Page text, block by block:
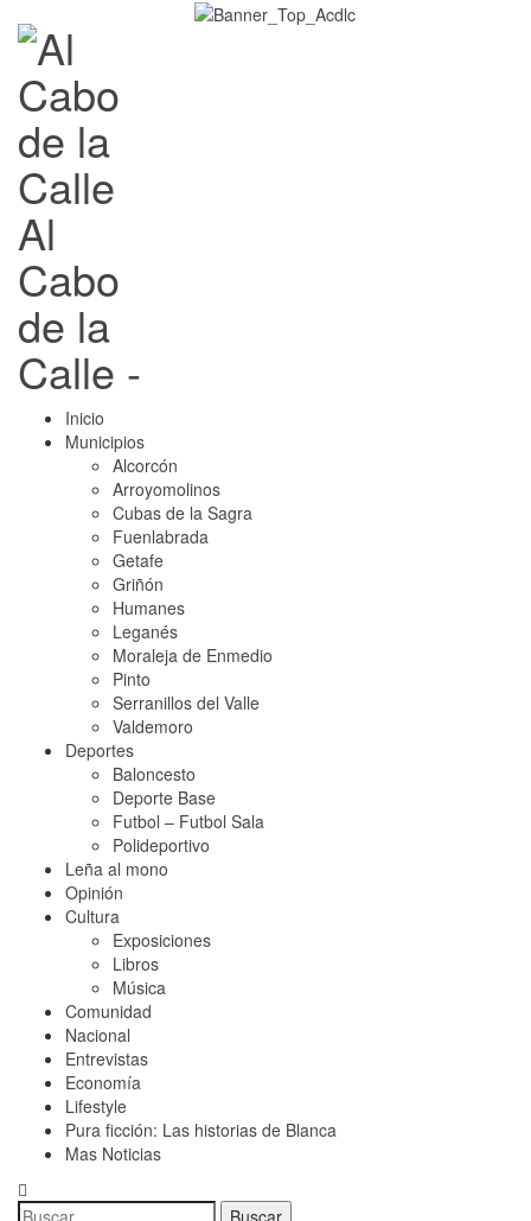
Al
Cabo
de la
Calle -
Inicio
Municipios
Alcorcón
Arroyomolinos
Cubas de la Sagra
Fuenlabrada
Getafe
Griñón
Humanes
Leganés
Moraleja de Enmedio
Pinto
Serranillos del Valle
Valdemoro
Deportes
Baloncesto
Deporte Base
Futbol – Futbol Sala
Polideportivo
Leña al mono
Opinión
Cultura
Exposiciones
Libros
Música
Comunidad
Nacional
Entrevistas
Economía
Lifestyle
Pura ficción: Las historias de Blanca
Mas Noticias